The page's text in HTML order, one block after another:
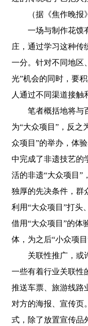
（据《焦作晚报
一场与制作花馍有
庄，通过学习这种传
一分。针对不同地区
光”机会的同时，要
人通过不同渠道接触
笔者概括地将与百
为“大众项目”，反之
众项目”的举办，体
中完成了非遗技艺的
活的非遗“大众项目”
独厚的先决条件，群
利用“大众项目”打头
借用“大众项目”的体
体，为之后“小众项
关联性推广，或许
一些有着行业关联性
推送车票、旅游线路
对方的海报、宣传页
式，除了放置宣传品